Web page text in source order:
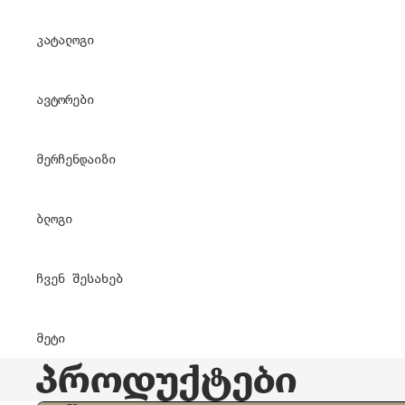
კატალოგი
ავტორები
მერჩენდაიზი
ბლოგი
ჩვენ შესახებ
მეტი
პროდუქტები